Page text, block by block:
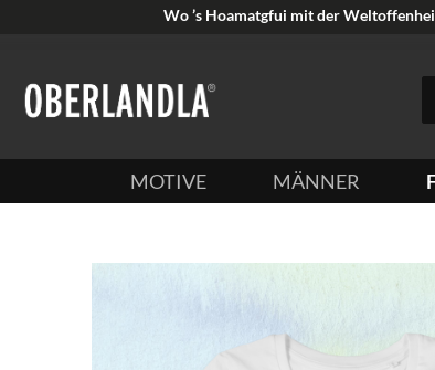
Wo ’s Hoamatgfui mit der
MOTIVE MÄNNER